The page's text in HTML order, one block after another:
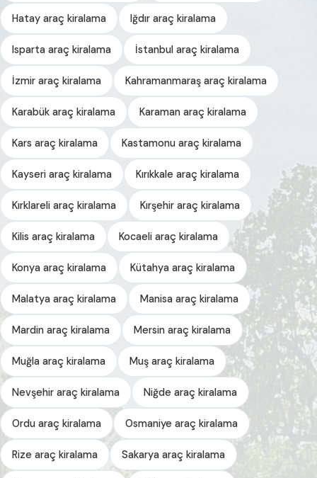
Hatay araç kiralama Iğdır araç kiralama
Isparta araç kiralama İstanbul araç kiralama
İzmir araç kiralama Kahramanmaraş araç kiralama
Karabük araç kiralama Karaman araç kiralama
Kars araç kiralama Kastamonu araç kiralama
Kayseri araç kiralama Kırıkkale araç kiralama
Kırklareli araç kiralama Kırşehir araç kiralama
Kilis araç kiralama Kocaeli araç kiralama
Konya araç kiralama Kütahya araç kiralama
Malatya araç kiralama Manisa araç kiralama
Mardin araç kiralama Mersin araç kiralama
Muğla araç kiralama Muş araç kiralama
Nevşehir araç kiralama Niğde araç kiralama
Ordu araç kiralama Osmaniye araç kiralama
Rize araç kiralama Sakarya araç kiralama